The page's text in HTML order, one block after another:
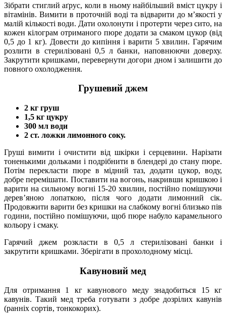
Зібрати стиглий аґрус, коли в ньому найбільший вміст цукру і
вітамінів. Вимити в проточній воді та відварити до м’якості у
малій кількості води. Дати охолонути і протерти через сито, на
кожен кілограм отриманого пюре додати за смаком цукор (від
0,5 до 1 кг). Довести до кипіння і варити 5 хвилин. Гарячим
розлити в стерилізовані 0,5 л банки, наповнюючи доверху.
Закрутити кришками, перевернути догори дном і залишити до
повного охолодження.
Грушевий джем
2 кг груш
1,5 кг цукру
300 мл води
2 ст. ложки лимонного соку.
Груші вимити і очистити від шкірки і серцевини. Нарізати
тоненькими дольками і подрібнити в блендері до стану пюре.
Потім перекласти пюре в мідний таз, додати цукор, воду,
добре перемішати. Поставити на вогонь, накривши кришкою і
варити на сильному вогні 15-20 хвилин, постійно помішуючи
дерев’яною лопаткою, після чого додати лимонний сік.
Продовжити варити без кришки на слабкому вогні близько пів
години, постійно помішуючи, щоб пюре набуло карамельного
кольору і смаку.
Гарячий джем розкласти в 0,5 л стерилізовані банки і
закрутити кришками. Зберігати в прохолодному місці.
Кавуновий мед
Для отримання 1 кг кавунового меду знадобиться 15 кг
кавунів. Такий мед треба готувати з добре дозрілих кавунів
(ранніх сортів, тонкокорих).